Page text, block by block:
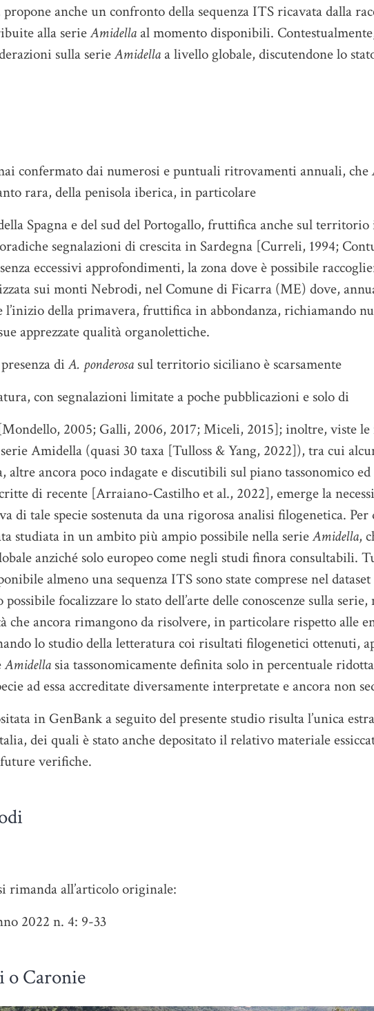
anche un confronto della sequenza ITS ricavata dalla
alla serieAmidellaal momento disponibili.
sulla serieAmidellaa livello globale, discutendone lo
confermato dai numerosi e puntuali ritrovamenti annuali, che
rara, della penisola iberica, in particolare
Spagna e del sud del Portogallo, fruttifica anche sul
segnalazioni di crescita in Sardegna [Curreli, 1994;
eccessivi approfondimenti, la zona dove è possibile
sui monti Nebrodi, nel Comune di Ficarra (ME) dove,
l’inizio della primavera, fruttifica in abbondanza, richiamando
apprezzate qualità organolettiche.
diA. ponderosa sul territorio siciliano è scarsamente
con segnalazioni limitate a poche pubblicazioni e solo di
2005; Galli, 2006, 2017; Miceli, 2015]; inoltre, viste le
Amidella (quasi 30 taxa [Tulloss & Yang, 2022]), tra cui
altre ancora poco indagate e discutibili sul piano tassonomico
di recente [Arraiano-Castilho et al., 2022], emerge la
di tale specie sostenuta da una rigorosa analisi filogenetica. Per
studiata in un ambito più ampio possibile nella serieAmidella,
anziché solo europeo come negli studi finora consultabili.
almeno una sequenza ITS sono state comprese nel dataset
focalizzare lo stato dell’arte delle conoscenze sulla
che ancora rimangono da risolvere, in particolare rispetto alle
lo studio della letteratura coi risultati filogenetici ottenuti,
Amidella sia tassonomicamente definita solo in percentuale
ad essa accreditate diversamente interpretate e ancora non
in GenBank a seguito del presente studio risulta l’unica
dei quali è stato anche depositato il relativo materiale
verifiche.
rimanda all’articolo originale:
2022 n. 4: 9-33
Caronie